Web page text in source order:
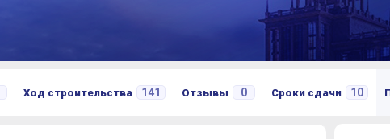
Ход строительства 141 Отзывы 0 Сроки сдачи 10